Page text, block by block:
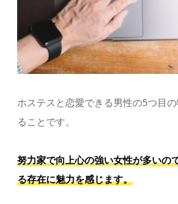
ホステスと恋愛できる男性の5つ目
ることです。
努力家で向上心の強い女性が多いの
る存在に魅力を感じます。